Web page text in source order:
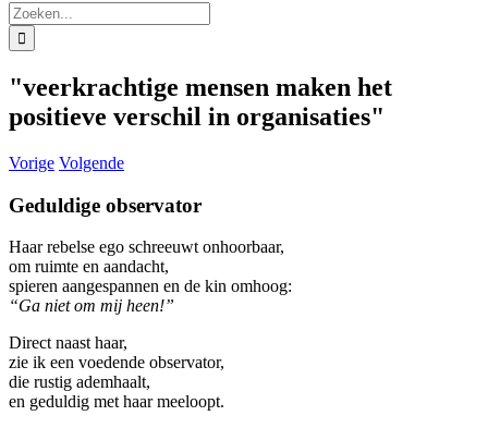
Zoeken
naar:
"veerkrachtige mensen maken het
positieve verschil in organisaties"
Vorige Volgende
Geduldige observator
Haar rebelse ego schreeuwt onhoorbaar,
om ruimte en aandacht,
spieren aangespannen en de kin omhoog:
“Ga niet om mij heen!”
Direct naast haar,
zie ik een voedende observator,
die rustig ademhaalt,
en geduldig met haar meeloopt.